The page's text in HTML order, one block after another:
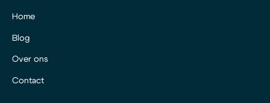
Home
Blog
Over ons
Contact